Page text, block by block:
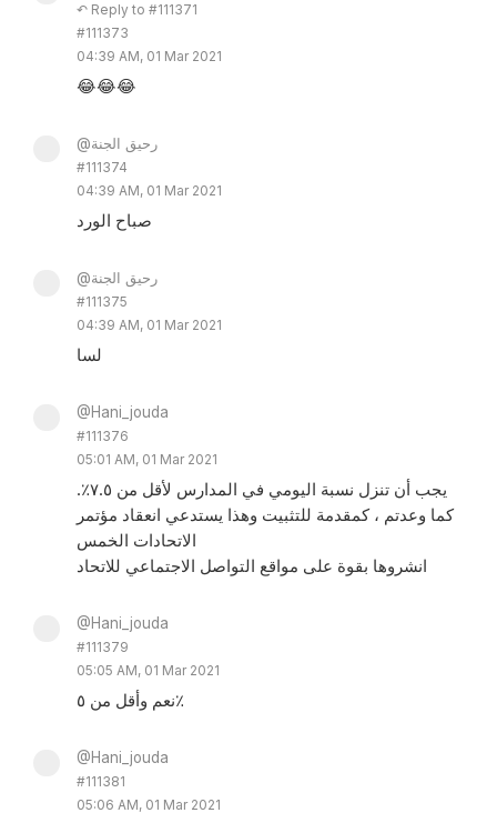
↶ Reply to #111371
#111373
04:39 AM, 01 Mar 2021
😂😂😂
@رحيق الجنة
#111374
04:39 AM, 01 Mar 2021
صباح الورد
@رحيق الجنة
#111375
04:39 AM, 01 Mar 2021
لسا
@Hani_jouda
#111376
05:01 AM, 01 Mar 2021
يجب أن تنزل نسبة اليومي في المدارس لأقل من ٧.٥٪.
كما وعدتم ، كمقدمة للتثبيت وهذا يستدعي انعقاد مؤتمر
الاتحادات الخمس
انشروها بقوة على مواقع التواصل الاجتماعي للاتحاد
@Hani_jouda
#111379
05:05 AM, 01 Mar 2021
نعم وأقل من ٥٪
@Hani_jouda
#111381
05:06 AM, 01 Mar 2021